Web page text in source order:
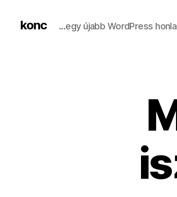
konc ...egy újabb WordPress